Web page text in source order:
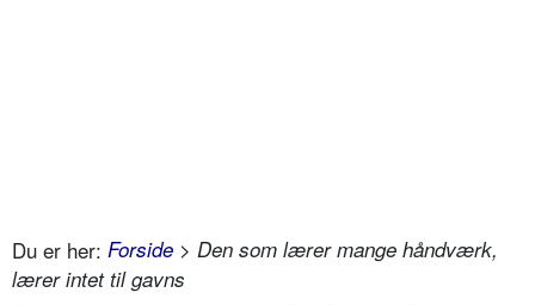
Du er her: Forside > Den som lærer mange håndværk,
lærer intet til gavns